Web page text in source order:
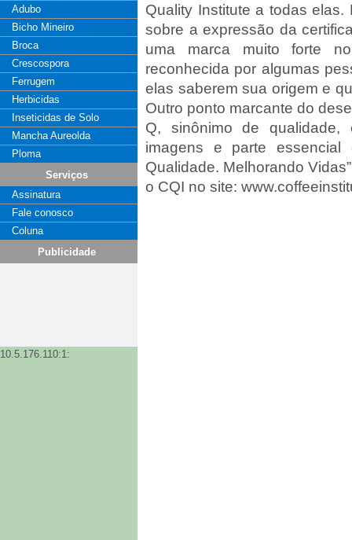
Adubo
Bicho Mineiro
Broca
Crescospora
Ferrugem
Herbicidas
Inseticidas de Solo
Mancha Aureolda
Ploma
Serviços
Assinatura
Fale conosco
Coluna
Publicidade
10.5.176.110:1:
Quality Institute a todas
sobre a expressão da
uma marca muito forte
reconhecida por algumas
elas saberem sua origem e
Outro ponto marcante do
Q, sinônimo de
imagens e parte essencial
Qualidade. Melhorando
o CQI no site: